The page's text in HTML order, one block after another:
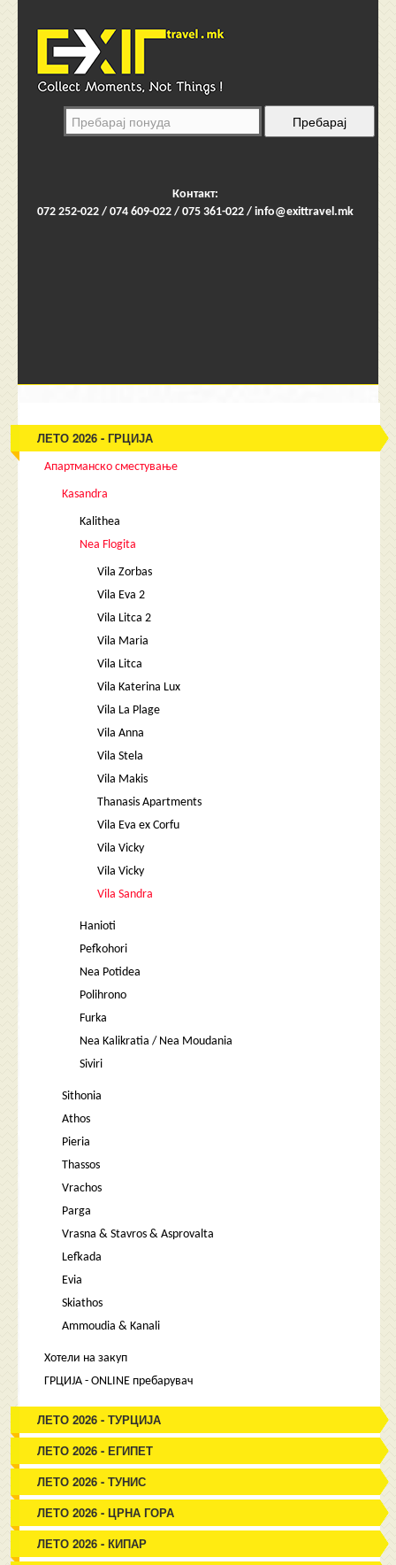
Контакт:
072 252-022 / 074 609-022 / 075 361-022 / info@exittravel.mk
ЛЕТО 2026 - ГРЦИЈА
Апартманско сместување
Kasandra
Kalithea
Nea Flogita
Vila Zorbas
Vila Eva 2
Vila Litca 2
Vila Maria
Vila Litca
Vila Katerina Lux
Vila La Plage
Vila Anna
Vila Stela
Vila Makis
Thanasis Apartments
Vila Eva ex Corfu
Vila Vicky
Vila Vicky
Vila Sandra
Hanioti
Pefkohori
Nea Potidea
Polihrono
Furka
Nea Kalikratia / Nea Moudania
Siviri
Sithonia
Athos
Pieria
Thassos
Vrachos
Parga
Vrasna & Stavros & Asprovalta
Lefkada
Evia
Skiathos
Ammoudia & Kanali
Хотели на закуп
ГРЦИЈА - ONLINE пребарувач
ЛЕТО 2026 - ТУРЦИЈА
ЛЕТО 2026 - ЕГИПЕТ
ЛЕТО 2026 - ТУНИС
ЛЕТО 2026 - ЦРНА ГОРА
ЛЕТО 2026 - КИПАР